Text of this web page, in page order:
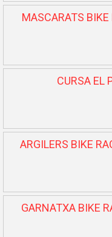
MASCARATS
CURSA EL
ARGILERS BIKE
GARNATXA BIKE